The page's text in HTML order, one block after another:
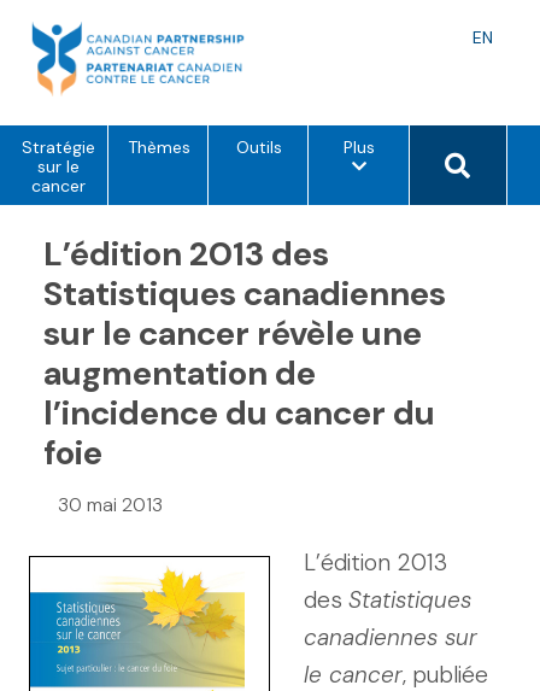
content
EN
Stratégie
sur le
cancer
Thèmes Outils Pluso
i
e
e
Search
L’édition 2013 des
Statistiques canadiennes
sur le cancer révèle une
augmentation de
l’incidence du cancer du
foie
30 mai 2013
L’édition 2013
desStatistiques
canadiennes sur
le cancer, publiée